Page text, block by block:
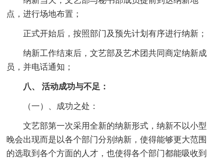
点，进行场地布置；
正式开始后，按照部门及预先计划有序进行纳新；
纳新工作结束后，文艺部及艺术团共同商定纳新成
员，并电话通知；
八、 活动成功与不足：
（一）、成功之处：
文艺部第一次采用全新的纳新形式，纳新不以小型
晚会出现而是以各个部门分别纳新，使得能够更大范围
的选取到各个方面的人才，也使得各个部门都能吸收到